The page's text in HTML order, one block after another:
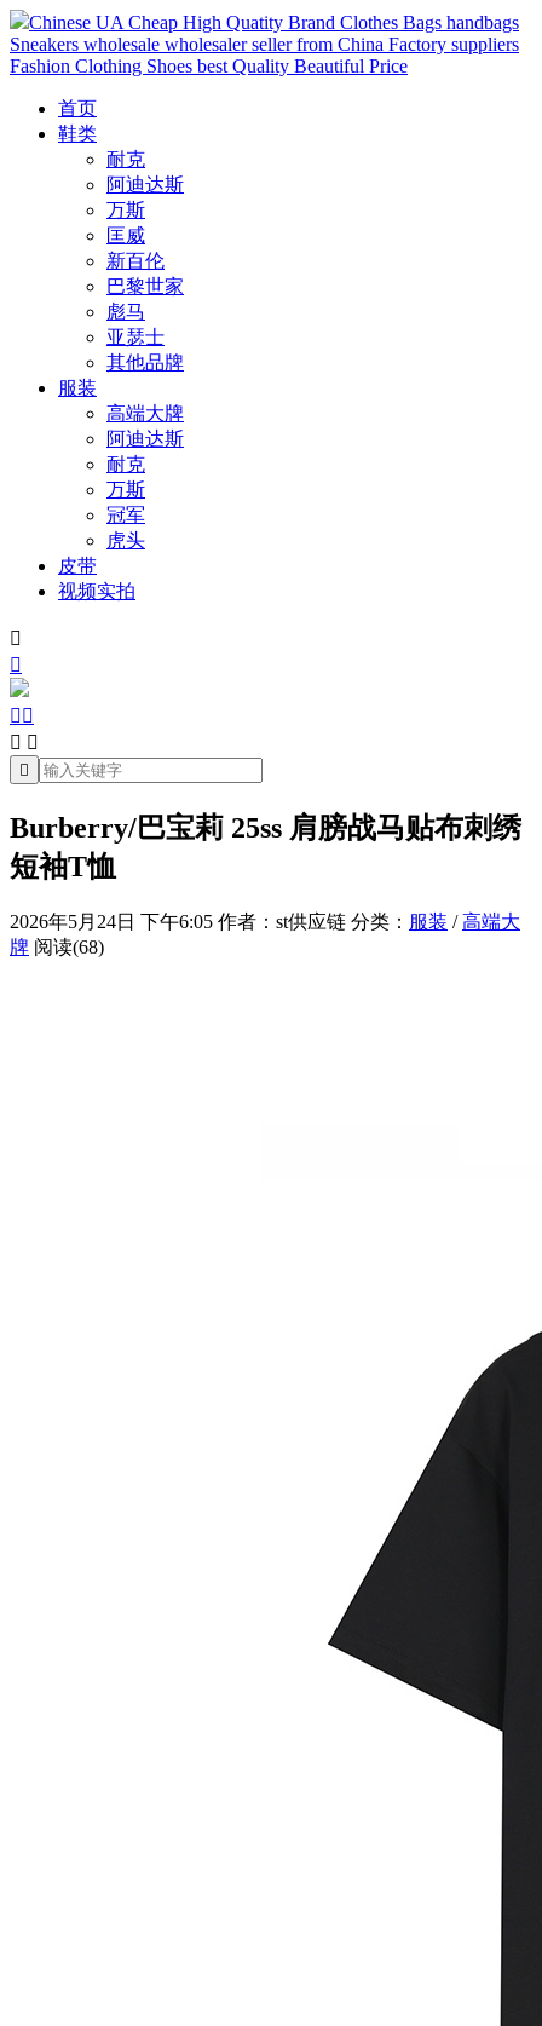
Chinese UA Cheap High Quatity Brand Clothes Bags handbags
Sneakers wholesale wholesaler seller from China Factory suppliers
Fashion Clothing Shoes best Quality Beautiful Price
首页
鞋类
耐克
阿迪达斯
万斯
匡威
新百伦
巴黎世家
彪马
亚瑟士
其他品牌
服装
高端大牌
阿迪达斯
耐克
万斯
冠军
虎头
皮带
视频实拍


 
 

Burberry/巴宝莉 25ss 肩膀战马贴布刺绣
短袖T恤
2026年5月24日 下午6:05 作者：st供应链 分类： 服装 /高端大
牌 阅读(68)